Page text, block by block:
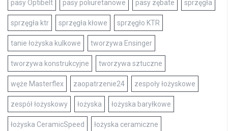
pasy Optibelt pasy poliuretanowe pasy zębate sprzęgła
sprzęgła ktr sprzęgła kłowe sprzęgło KTR
tanie łożyska kulkowe tworzywa Ensinger
tworzywa konstrukcyjne tworzywa sztuczne
węże Masterflex zaopatrzenie24 zespoły łożyskowe
zespół łożyskowy łożyska łożyska baryłkowe
łożyska CeramicSpeed łożyska ceramiczne